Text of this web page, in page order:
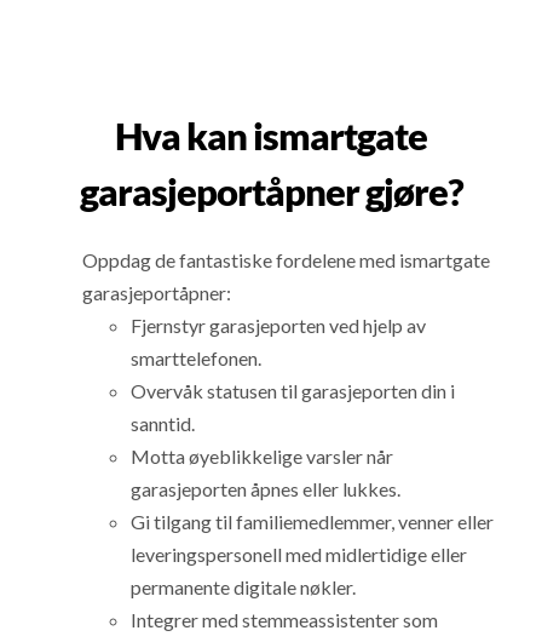
Hva kan ismartgate
garasjeportåpner gjøre?
Oppdag de fantastiske fordelene med ismartgate
garasjeportåpner:
Fjernstyr garasjeporten ved hjelp av
smarttelefonen.
Overvåk statusen til garasjeporten din i
sanntid.
Motta øyeblikkelige varsler når
garasjeporten åpnes eller lukkes.
Gi tilgang til familiemedlemmer, venner eller
leveringspersonell med midlertidige eller
permanente digitale nøkler.
Integrer med stemmeassistenter som